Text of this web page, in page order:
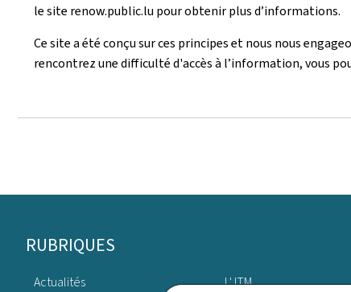
le site renow.public.lu pour obtenir plus d’informations.
Ce site a été conçu sur ces principes et nous nous
rencontrez une difficulté d'accès à l’information, vous
Pied
de
RUBRIQUES
Actualités L' ITM